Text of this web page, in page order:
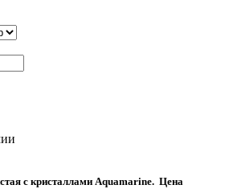
с кристаллами Aquamarine. Цена